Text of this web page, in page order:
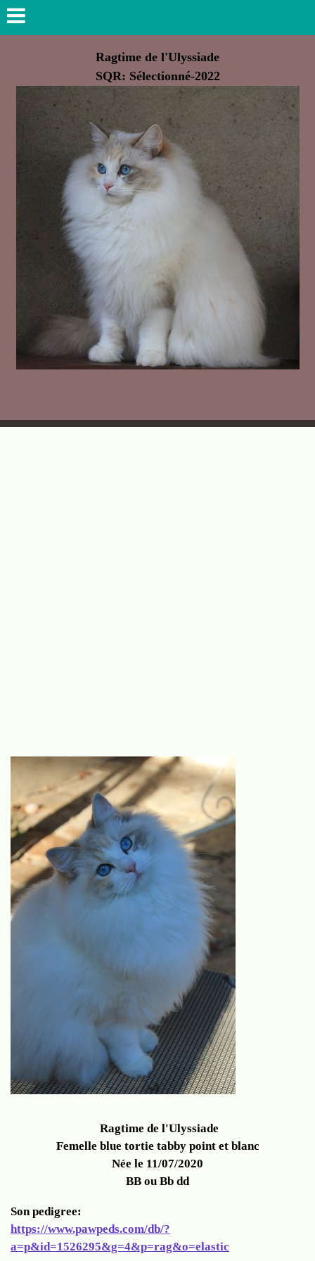
Ragtime de l'Ulyssiade
SQR: Sélectionné-2022
Ragtime de l'Ulyssiade
Femelle blue tortie tabby point et blanc
Née le 11/07/2020
BB ou Bb dd
Son pedigree:
https://www.pawpeds.com/db/?
a=p&id=1526295&g=4&p=rag&o=elastic